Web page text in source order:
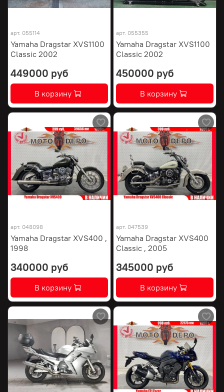
арт. 055114
Yamaha Dragstar XVS1100
Classic 2002
449000 руб
В корзину
арт. 055355
Yamaha Dragstar XVS1100
Classic 2002
450000 руб
В корзину
арт. 048098
Yamaha Dragstar XVS400 ,
1998
340000 руб
В корзину
арт. 047539
Yamaha Dragstar XVS400
Classic , 2005
345000 руб
В корзину